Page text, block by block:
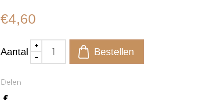
€4,60
Aantal
Delen